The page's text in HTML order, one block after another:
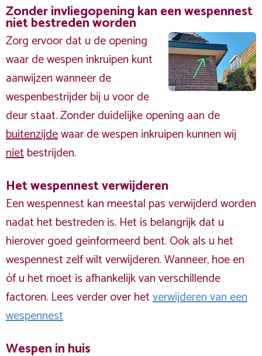
Zonder invliegopening kan een wespennest
niet bestreden worden
Zorg ervoor dat u de opening
waar de wespen inkruipen kunt
aanwijzen wanneer de
wespenbestrijder bij u voor de
deur staat. Zonder duidelijke opening aan de
buitenzijdewaar de wespen inkruipen kunnen wij
nietbestrijden.
Het wespennest verwijderen
Een wespennest kan meestal pas verwijderd worden
nadat het bestreden is. Het is belangrijk dat u
hierover goed geinformeerd bent. Ook als u het
wespennest zelf wilt verwijderen. Wanneer, hoe en
óf u het moet is afhankelijk van verschillende
factoren. Lees verder over hetverwijderen van een
wespennest
Wespen in huis